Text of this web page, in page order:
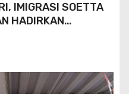
IMIGRASI SOETTA
HADIRKAN
PEKAN